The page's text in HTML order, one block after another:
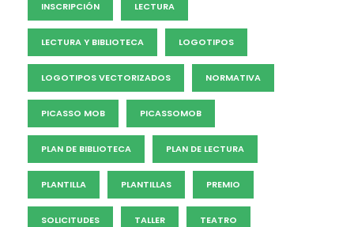
INSCRIPCIÓN LECTURA
LECTURA Y BIBLIOTECA LOGOTIPOS
LOGOTIPOS VECTORIZADOS NORMATIVA
PICASSO MOB PICASSOMOB
PLAN DE BIBLIOTECA PLAN DE LECTURA
PLANTILLA PLANTILLAS PREMIO
SOLICITUDES TALLER TEATRO